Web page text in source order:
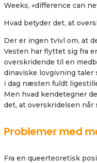
Weeks, «difference can
Hvad betyder det, at
Der er ingen tvivl om, at
Vesten har flyttet sig fra
overskridende til en
dinaviske lovgivning taler
i dag næsten fuldt
Men hvad kendetegner
det, at overskridelsen når
Problemer med
Fra en queerteoretisk